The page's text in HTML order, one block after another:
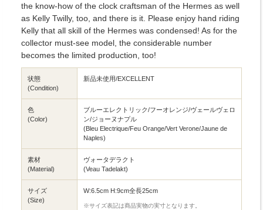
the know-how of the clock craftsman of the Hermes as well
as Kelly Twilly, too, and there is it. Please enjoy hand riding
Kelly that all skill of the Hermes was condensed! As for the
collector must-see model, the considerable number
becomes the limited production, too!
状態
(Condition)
新品未使用/EXCELLENT
色
(Color)
ブルーエレクトリック/フーオレンジ/ヴェールヴェロ
ン/ジョーヌナプル
(Bleu Electrique/Feu Orange/Vert Verone/Jaune de
Naples)
素材
(Material)
ヴォータデラクト
(Veau Tadelakt)
サイズ
(Size)
W:6.5cm H:9cm全長25cm
※サイズ表記は商品実物の実寸となります。